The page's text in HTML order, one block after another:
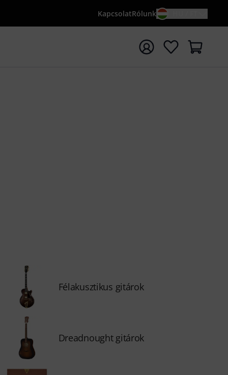
KapcsolatRólunk
indítása {searchTerm} keresőszóval
Félakusztikus gitárok
Dreadnought gitárok